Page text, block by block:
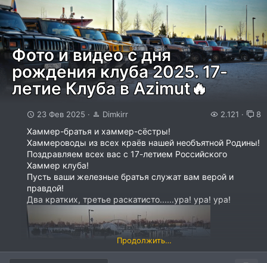
Фото и видео с дня
рождения клуба 2025. 17-
летие Клуба в Azimut🔥
23 Фев 2025 Dimkirr 2.121 8
Хаммер-братья и хаммер-сёстры!
Хаммероводы из всех краёв нашей необъятной Родины!
Поздравляем всех вас с 17-летием Российского
Хаммер клуба!
Пусть ваши железные братья служат вам верой и
правдой!
Два кратких, третье раскатисто......ура! ура! ура!
Продолжить…